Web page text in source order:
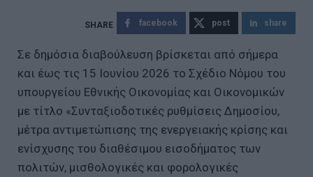
facebook post share
Σε δημόσια διαβούλευση βρίσκεται από σήμερα
και έως τις 15 Ιουνίου 2026 το Σχέδιο Νόμου του
υπουργείου Εθνικής Οικονομίας και Οικονομικών
με τίτλο «Συνταξιοδοτικές ρυθμίσεις Δημοσίου,
μέτρα αντιμετώπισης της ενεργειακής κρίσης και
ενίσχυσης του διαθέσιμου εισοδήματος των
πολιτών, μισθολογικές και φορολογικές